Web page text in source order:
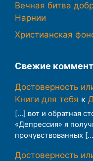
Вечная битва
Нарнии
Христианская
Свежие
Достоверность
Книги для тебя к
[…] вот и обратная
«Депрессия» я
прочувствованных
Достоверность